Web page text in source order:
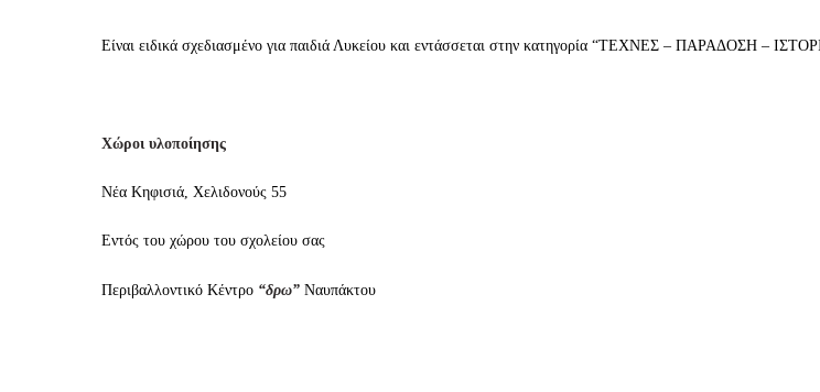
Είναι ειδικά σχεδιασμένο για παιδιά Λυκείου και εντάσσεται στην κατηγορία “ΤΕΧΝΕΣ – ΠΑΡΑΔΟΣΗ –
Χώροι υλοποίησης
Νέα Κηφισιά, Χελιδονούς 55
Εντός του χώρου του σχολείου σας
Περιβαλλοντικό Κέντρο “δρω” Ναυπάκτου